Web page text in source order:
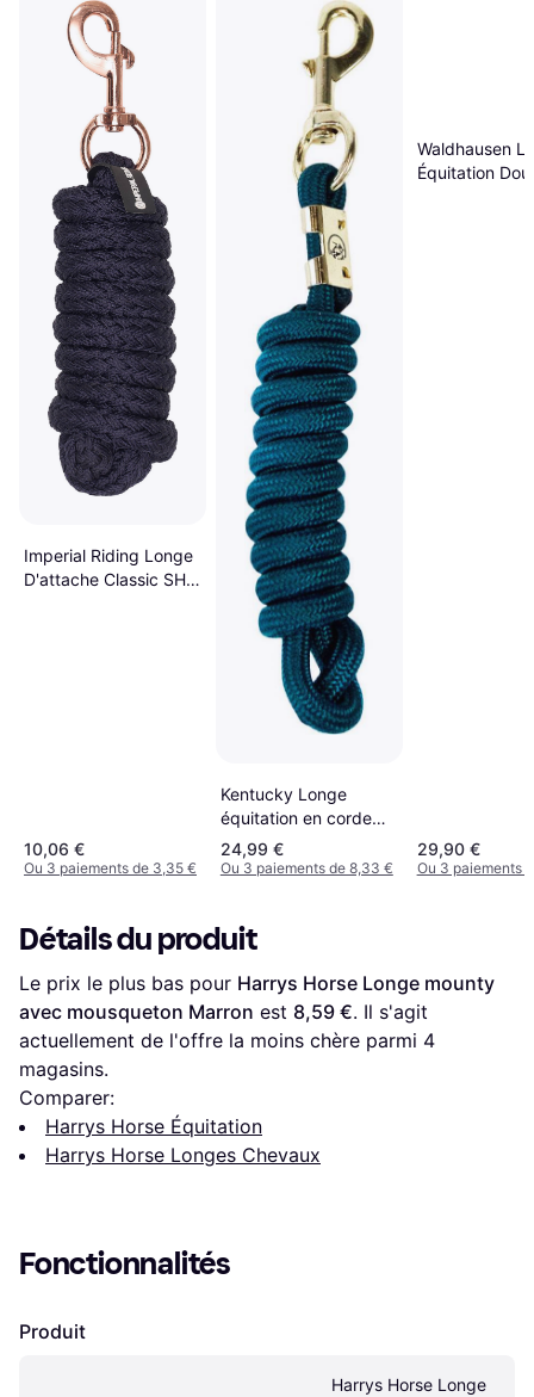
Imperial Riding Longe
D'attache Classic SH -
10,06 €
Ou 3 paiements de 3,35 €
Kentucky Longe
équitation en corde
Basic Vert
24,99 €
Ou 3 paiements de 8,33 €
Waldhausen
Équitation
29,90 €
Ou 3 paiements
Détails du produit
Le prix le plus bas pour Harrys Horse Longe mounty
avec mousqueton Marron est 8,59 €. Il s'agit
actuellement de l'offre la moins chère parmi 4
magasins.
Comparer:
Harrys Horse Équitation
Harrys Horse Longes Chevaux
Fonctionnalités
Produit
Harrys Horse Longe